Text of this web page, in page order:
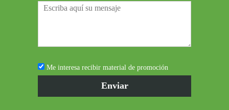
Me interesa recibir material de promoción